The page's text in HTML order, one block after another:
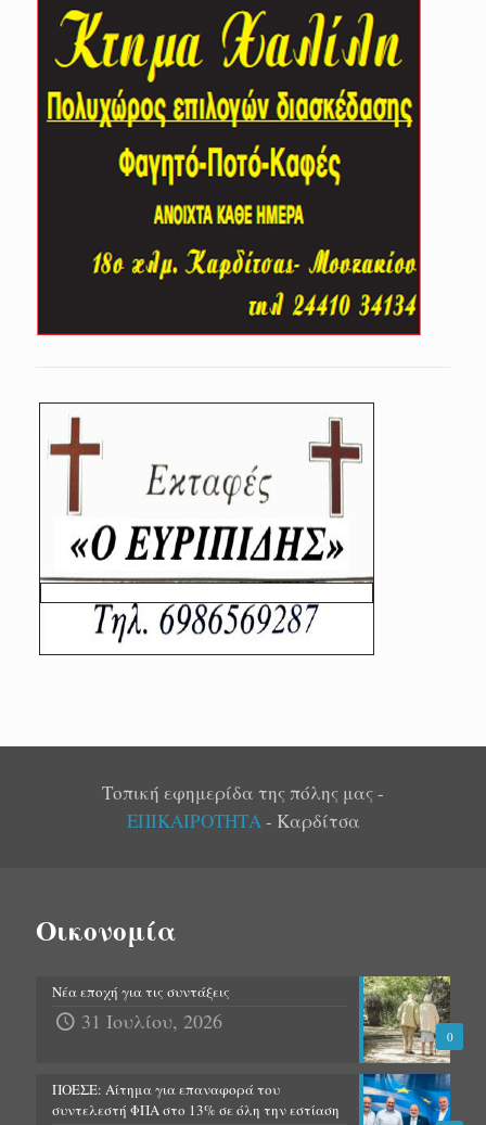
Τοπική εφημερίδα της πόλης μας -
ΕΠΙΚΑΙΡΟΤΗΤΑ- Καρδίτσα
Οικονομία
0
Νέα εποχή για τις συντάξεις
31 Ιουλίου, 2026
ΠΟΕΣΕ: Αίτημα για επαναφορά του
συντελεστή ΦΠΑ στο 13% σε όλη την εστίαση